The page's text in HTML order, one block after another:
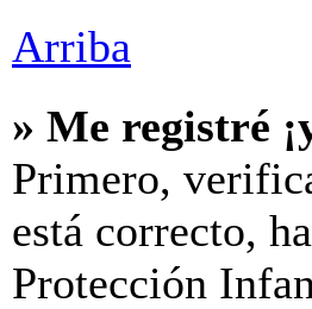
Arriba
» Me registré
Primero,
está correcto,
Protección